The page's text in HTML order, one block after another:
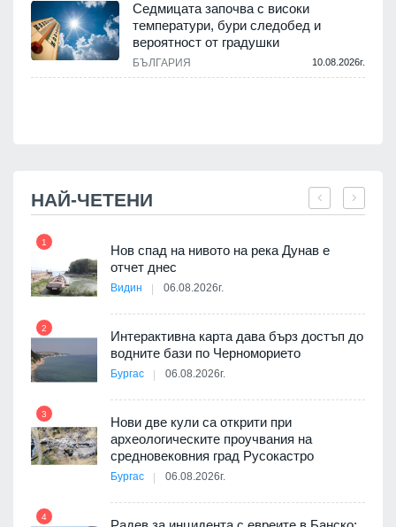
Седмицата започва с високи
температури, бури следобед и
вероятност от градушки
БЪЛГАРИЯ 10.08.2026г.
НАЙ-ЧЕТЕНИ
1
Нов спад на нивото на река Дунав е
отчет днес
Видин 06.08.2026г.
2
Интерактивна карта дава бърз достъп до
водните бази по Черноморието
Бургас 06.08.2026г.
3
Нови две кули са открити при
археологическите проучвания на
средновековния град Русокастро
Бургас 06.08.2026г.
4